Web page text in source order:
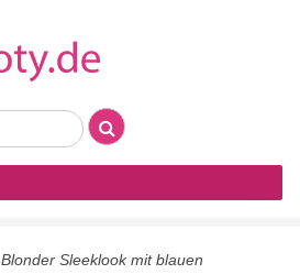
Blonder Sleeklook mit blauen